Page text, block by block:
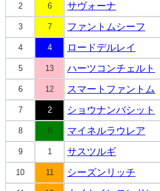
2 6 サヴォーナ
3 7 ファントムシーフ
4 4 ロードデルレイ
5 13 ハーツコンチェルト
6 12 スマートファントム
7 2 ショウナンバシット
8 8 マイネルラウレア
9 1 サスツルギ
10 11 シーズンリッチ